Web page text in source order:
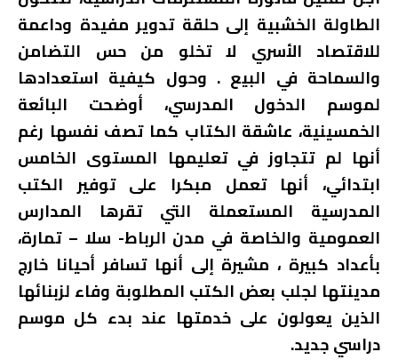
الطاولة الخشبية إلى حلقة تدوير مفيدة وداعمة
للاقتصاد الأسري لا تخلو من حس التضامن
والسماحة في البيع . وحول كيفية استعدادها
لموسم الدخول المدرسي، أوضحت البائعة
الخمسينية، عاشقة الكتاب كما تصف نفسها رغم
أنها لم تتجاوز في تعليمها المستوى الخامس
ابتدائي، أنها تعمل مبكرا على توفير الكتب
المدرسية المستعملة التي تقرها المدارس
العمومية والخاصة في مدن الرباط- سلا – تمارة،
بأعداد كبيرة ، مشيرة إلى أنها تسافر أحيانا خارج
مدينتها لجلب بعض الكتب المطلوبة وفاء لزبنائها
الذين يعولون على خدمتها عند بدء كل موسم
دراسي جديد.